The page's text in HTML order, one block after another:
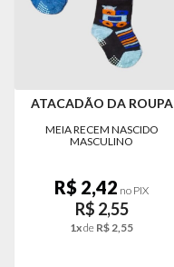
MODA
INFANTIL
ATACADÃO DA ROUPA
MEIA RECEM NASCIDO
MASCULINO
R$ 2,42 no PIX
R$ 2,55
1xde R$ 2,55